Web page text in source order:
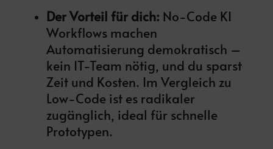
Der Vorteil für dich: No-Code KI
Workflows machen
Automatisierung demokratisch –
kein IT-Team nötig, und du sparst
Zeit und Kosten. Im Vergleich zu
Low-Code ist es radikaler
zugänglich, ideal für schnelle
Prototypen.